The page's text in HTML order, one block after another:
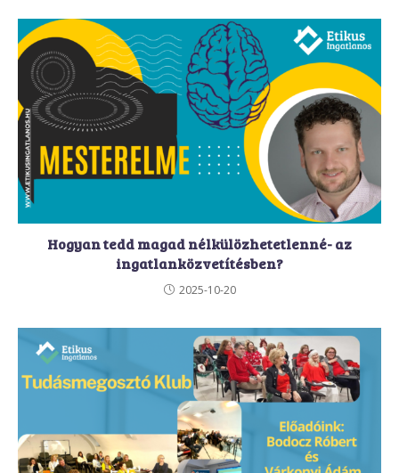
Hogyan tedd magad nélkülözhetetlenné- az
ingatlanközvetítésben?
2025-10-20